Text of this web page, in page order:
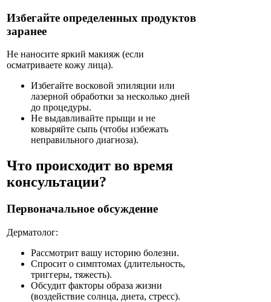
Избегайте определенных продуктов
заранее
Не наносите яркий макияж (если
осматриваете кожу лица).
Избегайте восковой эпиляции или
лазерной обработки за несколько дней
до процедуры.
Не выдавливайте прыщи и не
ковыряйте сыпь (чтобы избежать
неправильного диагноза).
Что происходит во время
консультации?
Первоначальное обсуждение
Дерматолог:
Рассмотрит вашу историю болезни.
Спросит о симптомах (длительность,
триггеры, тяжесть).
Обсудит факторы образа жизни
(воздействие солнца, диета, стресс).